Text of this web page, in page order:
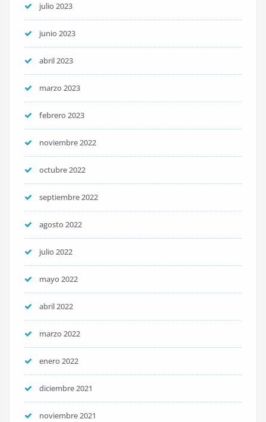
julio 2023
junio 2023
abril 2023
marzo 2023
febrero 2023
noviembre 2022
octubre 2022
septiembre 2022
agosto 2022
julio 2022
mayo 2022
abril 2022
marzo 2022
enero 2022
diciembre 2021
noviembre 2021